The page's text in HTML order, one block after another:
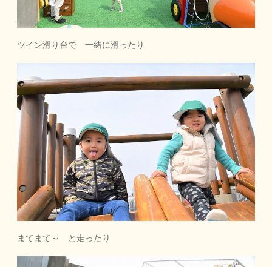
ツイン滑り台で 一緒に滑ったり
まてまて～ と走ったり